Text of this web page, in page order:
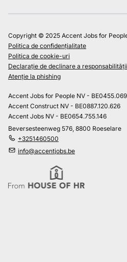
Copyright © 2025 Accent Jobs for
Politica de confidențialitate
Politica de cookie-uri
Declarație de declinare a responsabilității
Atenție la phishing
Accent Jobs for People NV -
Accent Construct NV - BE0887.120.626
Accent Jobs NV - BE0654.755.146
Beversesteenweg 576, 8800 Roeselare
+3251460500
info@accentjobs.be